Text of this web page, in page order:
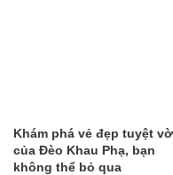
Khám phá vẻ đẹp tuyệt
của Đèo Khau Phạ, bạn
không thể bỏ qua